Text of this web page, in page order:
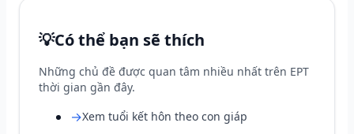
💡Có thể bạn sẽ thích
Những chủ đề được quan tâm nhiều nhất trên EPT
thời gian gần đây.
→Xem tuổi kết hôn theo con giáp